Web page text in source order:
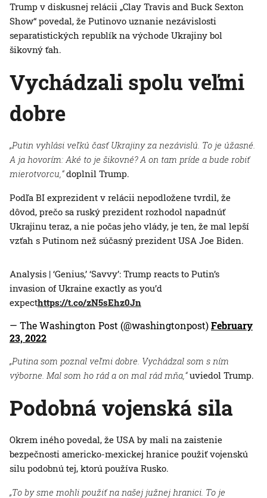
Trump v diskusnej relácii „Clay Travis and Buck Sexton
Show“ povedal, že Putinovo uznanie nezávislosti
separatistických republík na východe Ukrajiny bol
šikovný ťah.
Vychádzali spolu veľmi
dobre
„Putin vyhlási veľkú časť Ukrajiny za nezávislú. To je úžasné.
A ja hovorím: Aké to je šikovné? A on tam príde a bude robiť
mierotvorcu,“doplnil Trump.
Podľa BI exprezident v relácii nepodložene tvrdil, že
dôvod, prečo sa ruský prezident rozhodol napadnúť
Ukrajinu teraz, a nie počas jeho vlády, je ten, že mal lepší
vzťah s Putinom než súčasný prezident USA Joe Biden.
Analysis | ‘Genius,’ ‘Savvy’: Trump reacts to Putin’s
invasion of Ukraine exactly as you’d
expecthttps://t.co/zN5sEhz0Jn
— The Washington Post (@washingtonpost)February
23, 2022
„Putina som poznal veľmi dobre. Vychádzal som s ním
výborne. Mal som ho rád a on mal rád mňa,“uviedol Trump.
Podobná vojenská sila
Okrem iného povedal, že USA by mali na zaistenie
bezpečnosti americko-mexickej hranice použiť vojenskú
silu podobnú tej, ktorú používa Rusko.
„To by sme mohli použiť na našej južnej hranici. To je